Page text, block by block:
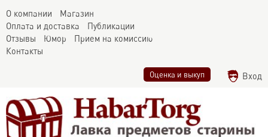
О компании
Магазин
Оплата и доставка
Публикации
Отзывы
Юмор
Прием на комиссию
Контакты
Оценка и выкуп Вход